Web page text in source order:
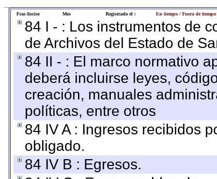
Frac-Inciso Mes Registrado el : En tiempo / Fuera de tiempo
84 I - : Los instrumentos de
de Archivos del Estado de
84 II - : El marco normativo
deberá incluirse leyes,
creación, manuales
políticas, entre otros
84 IV A : Ingresos recibidos
obligado.
84 IV B : Egresos.